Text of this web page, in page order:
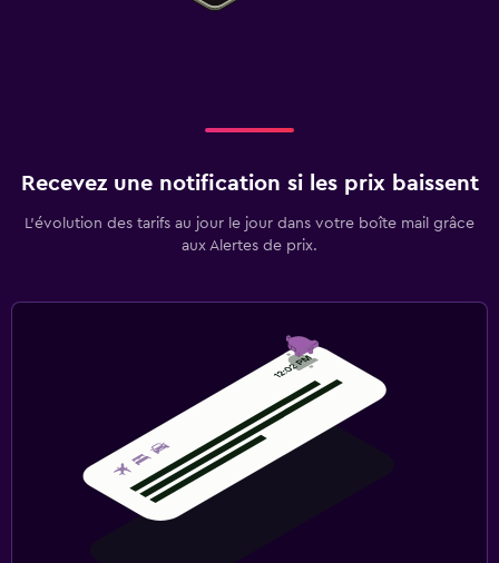
Recevez une notification si les prix baissent
L’évolution des tarifs au jour le jour dans votre boîte mail grâce
aux Alertes de prix.